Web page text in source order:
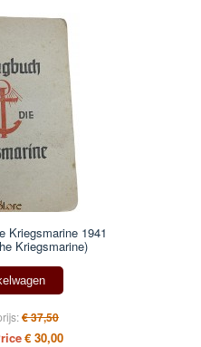
Kriegsmarine 1941
Kriegsmarine)
€ 37,50
€ 30,00